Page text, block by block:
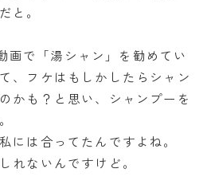
と。
画で「湯シャン」を勧めてい
、フケはもしかしたらシャン
かも？と思い、シャンプーを
には合ってたんですよね。
れないんですけど。